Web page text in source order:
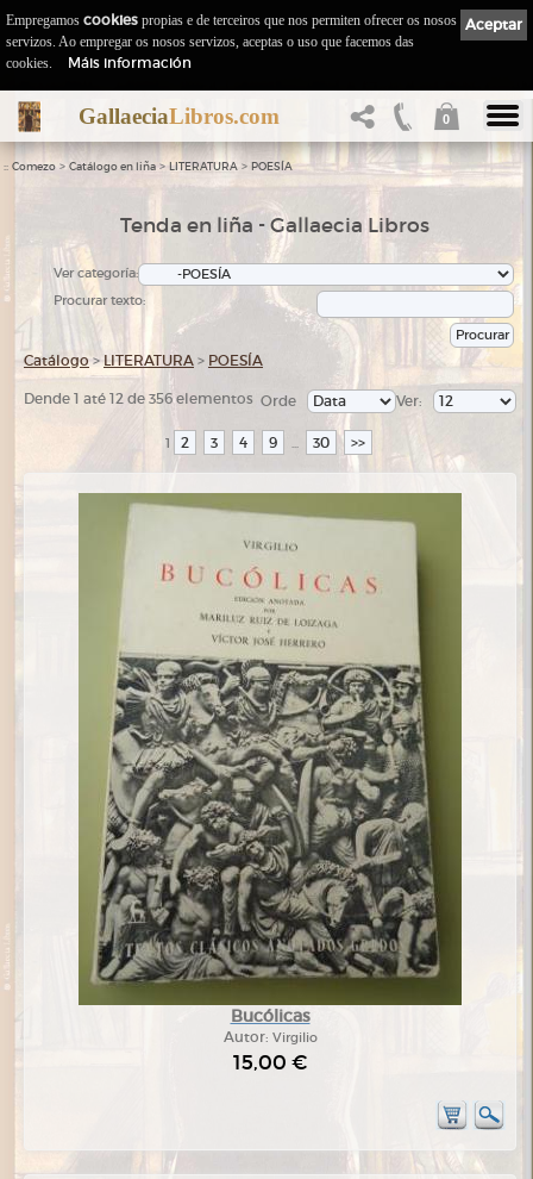
GallaeciaLibros.com 0
:: Comezo > Catálogo en liña > LITERATURA > POESÍA
Tenda en liña - Gallaecia Libros
Ver categoría:
Procurar texto:
Catálogo >LITERATURA > POESÍA
Dende 1 até 12 de 356 elementos Ver:
Orde
1 2 3 4 9 ... 30 >>
Bucólicas
Autor: Virgilio
15,00 €
Aceptar
Empregamos cookies propias e de terceiros que nos permiten ofrecer os nosos
servizos. Ao empregar os nosos servizos, aceptas o uso que facemos das
cookies.
Máis información